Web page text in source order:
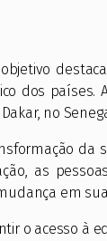
dos países.
no
da
as
em
o acesso à